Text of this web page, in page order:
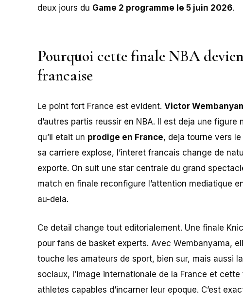
deux jours du Game 2 programme le 5 juin 2026.
Pourquoi cette finale NBA
francaise
Le point fort France est evident. Victor
d’autres partis reussir en NBA. Il est deja une
qu’il etait un prodige en France, deja tourne vers le
sa carriere explose, l’interet francais change de
exporte. On suit une star centrale du grand
match en finale reconfigure l’attention mediatique
au-dela.
Ce detail change tout editorialement. Une finale
pour fans de basket experts. Avec Wembanyama,
touche les amateurs de sport, bien sur, mais aussi
sociaux, l’image internationale de la France et
athletes capables d’incarner leur epoque. C’est